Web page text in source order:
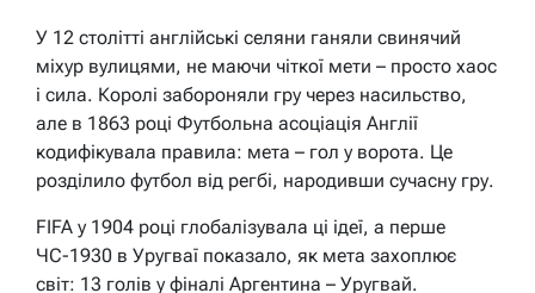
У 12 столітті англійські селяни ганяли свинячий
міхур вулицями, не маючи чіткої мети – просто хаос
і сила. Королі забороняли гру через насильство,
але в 1863 році Футбольна асоціація Англії
кодифікувала правила: мета – гол у ворота. Це
розділило футбол від регбі, народивши сучасну гру.
FIFA у 1904 році глобалізувала ці ідеї, а перше
ЧС-1930 в Уругваї показало, як мета захоплює
світ: 13 голів у фіналі Аргентина – Уругвай.